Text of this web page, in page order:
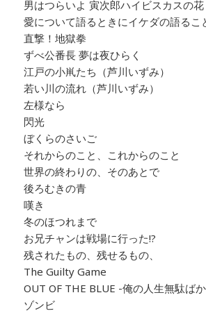
男はつらいよ 寅次郎ハイビスカスの花
愛について語るときにイケダの語るこ
直撃！地獄拳
ずべ公番長 夢は夜ひらく
江戸の小鼡たち（芦川いずみ）
若い川の流れ（芦川いずみ）
左様なら
閃光
ぼくらのさいご
それからのこと、これからのこと
世界の終わりの、そのあとで
後ろむきの青
嘆き
冬のほつれまで
お兄チャンは戦場に行った!?
残されたもの、残せるもの、
The Guilty Game
OUT OF THE BLUE -俺の人生無駄ば
ゾンビ